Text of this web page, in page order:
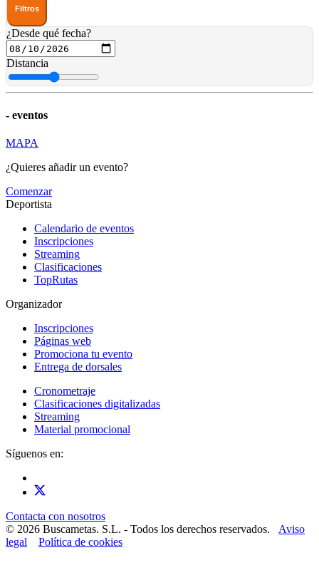
Filtros
¿Desde qué fecha?
Distancia
- eventos
MAPA
¿Quieres añadir un evento?
Comenzar
Deportista
Calendario de eventos
Inscripciones
Streaming
Clasificaciones
TopRutas
Organizador
Inscripciones
Páginas web
Promociona tu evento
Entrega de dorsales
Cronometraje
Clasificaciones digitalizadas
Streaming
Material promocional
Síguenos en:
Contacta con nosotros
© 2026 Buscametas. S.L. - Todos los derechos reservados. Aviso
legal
Política de cookies